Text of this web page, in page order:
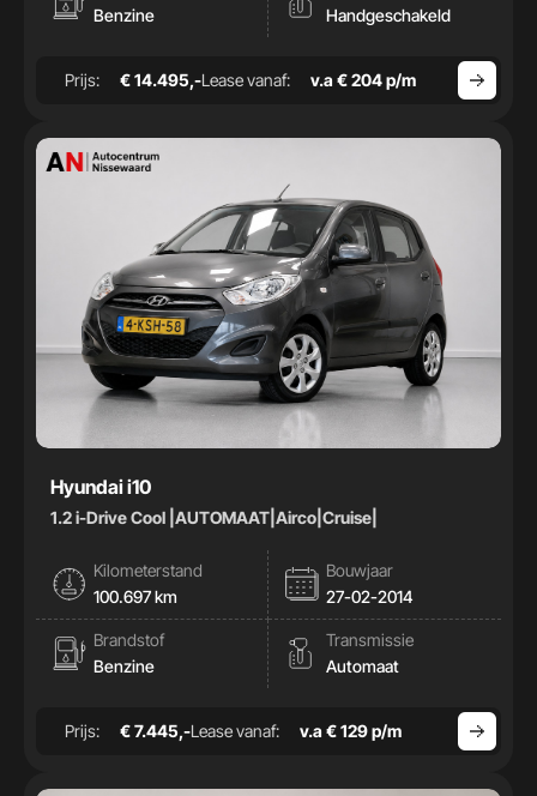
Benzine
Handgeschakeld
Prijs: € 14.495,-Lease vanaf: v.a € 204 p/m
Hyundai i10
1.2 i-Drive Cool |AUTOMAAT|Airco|Cruise|
Kilometerstand
100.697 km
Bouwjaar
27-02-2014
Brandstof
Benzine
Transmissie
Automaat
Prijs: € 7.445,-Lease vanaf: v.a € 129 p/m